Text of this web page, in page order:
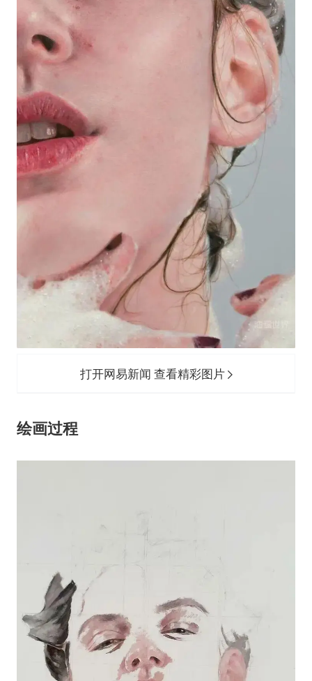
打开网易新闻 查看精彩图片
绘画过程